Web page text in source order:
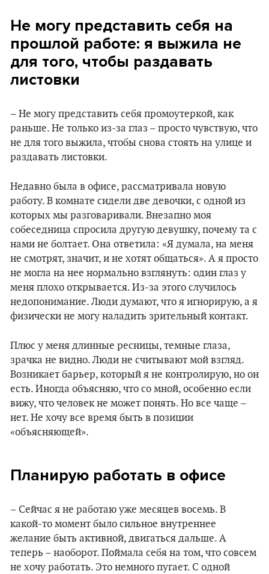
Не могу представить себя на
прошлой работе: я выжила не
для того, чтобы раздавать
листовки
– Не могу представить себя промоутеркой, как
раньше. Не только из-за глаз – просто чувствую, что
не для того выжила, чтобы снова стоять на улице и
раздавать листовки.
Недавно была в офисе, рассматривала новую
работу. В комнате сидели две девочки, с одной из
которых мы разговаривали. Внезапно моя
собеседница спросила другую девушку, почему та с
нами не болтает. Она ответила: «Я думала, на меня
не смотрят, значит, и не хотят общаться». А я просто
не могла на нее нормально взглянуть: один глаз у
меня плохо открывается. Из-за этого случилось
недопонимание. Люди думают, что я игнорирую, а я
физически не могу наладить зрительный контакт.
Плюс у меня длинные ресницы, темные глаза,
зрачка не видно. Люди не считывают мой взгляд.
Возникает барьер, который я не контролирую, но он
есть. Иногда объясняю, что со мной, особенно если
вижу, что человек не может понять. Но все чаще –
нет. Не хочу все время быть в позиции
«объясняющей».
Планирую работать в офисе
– Сейчас я не работаю уже месяцев восемь. В
какой-то момент было сильное внутреннее
желание быть активной, двигаться дальше. А
теперь – наоборот. Поймала себя на том, что совсем
не хочу работать. Это немного пугает. С одной